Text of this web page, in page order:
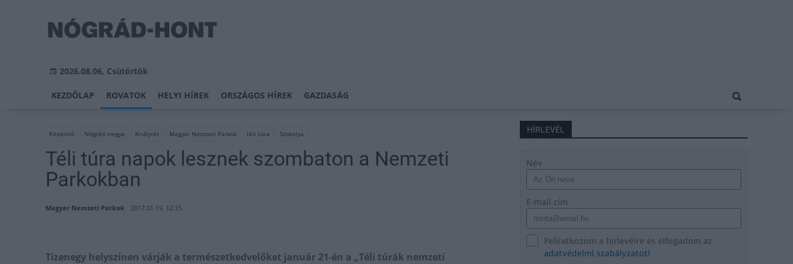
2026.08.06, Csütörtök
KEZDŐLAP ROVATOK HELYI HÍREK ORSZÁGOS HÍREK GAZDASÁG
Kitekintő Nógrád megye Királyrét Magyar Nemzeti Parkok téli túra Szokolya
Téli túra napok lesznek szombaton a Nemzeti
Parkokban
Magyar Nemzeti Parkok 2017.01.19. 12:15
Tizenegy helyszínen várják a természetkedvelőket január 21-én a „Téli túrák nemzeti
HÍRLEVÉL
Név
E-mail cím
Feliratkozom a hírlevélre és elfogadom az
adatvédelmi szabályzatot!